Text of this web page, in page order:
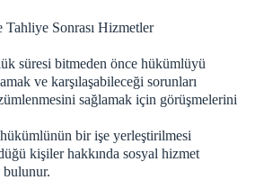
Tahliye Sonrası Hizmetler
süresi bitmeden önce hükümlüyü
ve karşılaşabileceği sorunları
sağlamak için görüşmelerini
bir işe yerleştirilmesi
kişiler hakkında sosyal hizmet
bulunur.